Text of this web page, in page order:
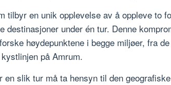
tilbyr en unik opplevelse av å oppleve to
destinasjoner under én tur. Denne
høydepunktene i begge miljøer, fra
på Amrum.
en slik tur må ta hensyn til den